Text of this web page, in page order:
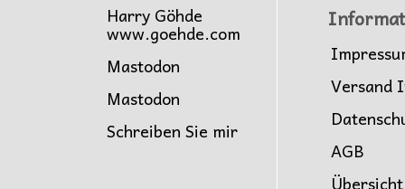
Harry Göhde
www.goehde.com
Mastodon
Mastodon
Schreiben Sie mir
Versand
AGB
Übersicht